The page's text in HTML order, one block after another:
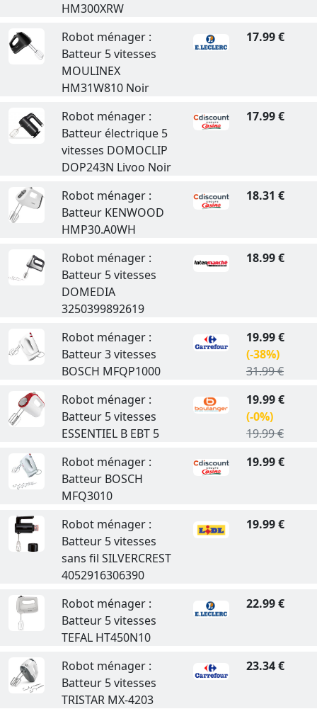
HM300XRW
Robot ménager :
Batteur 5 vitesses
MOULINEX
HM31W810 Noir
17.99 €
Robot ménager :
Batteur électrique 5
vitesses DOMOCLIP
DOP243N Livoo Noir
17.99 €
Robot ménager :
Batteur KENWOOD
HMP30.A0WH
18.31 €
Robot ménager :
Batteur 5 vitesses
DOMEDIA
3250399892619
18.99 €
Robot ménager :
Batteur 3 vitesses
BOSCH MFQP1000
19.99 €
(-38%)
31.99 €
Robot ménager :
Batteur 5 vitesses
ESSENTIEL B EBT 5
19.99 €
(-0%)
19.99 €
Robot ménager :
Batteur BOSCH
MFQ3010
19.99 €
Robot ménager :
Batteur 5 vitesses
sans fil SILVERCREST
4052916306390
19.99 €
Robot ménager :
Batteur 5 vitesses
TEFAL HT450N10
22.99 €
Robot ménager :
Batteur 5 vitesses
TRISTAR MX-4203
23.34 €